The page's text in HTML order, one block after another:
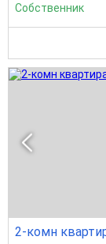
Собственник
2-комн